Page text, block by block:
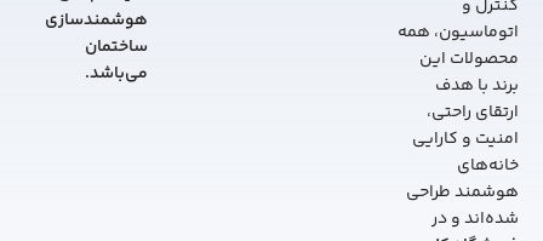
کنترل و
اتوماسیون، همه
محصولات این
برند با هدف
ارتقای راحتی،
امنیت و کارایی
خانه‌های
هوشمند طراحی
شده‌اند و در
هوشمندسازی
ساختمان
می‌باشد.